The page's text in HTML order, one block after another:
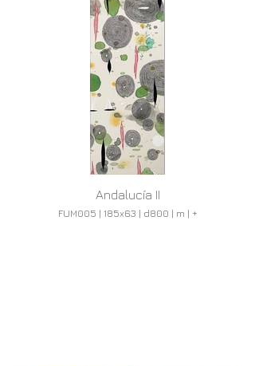
Andalucía II
FUM005 | 185x63 | d800 | m | +